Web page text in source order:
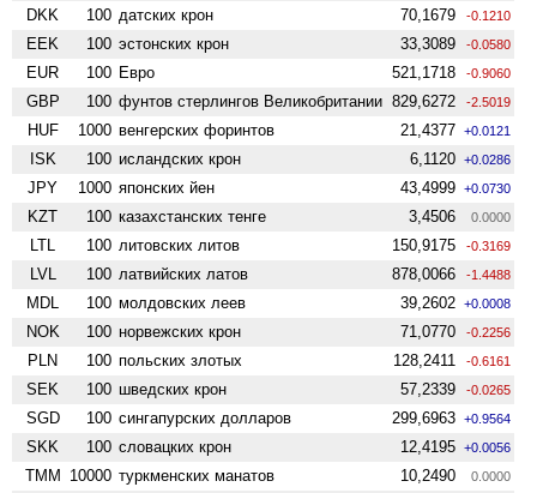
DKK 100 датских крон 70,1679 -0.1210
EEK 100 эстонских крон 33,3089 -0.0580
EUR 100 Евро 521,1718 -0.9060
GBP 100 фунтов стерлингов Велико­британии 829,6272 -2.5019
HUF 1000 венгерских форинтов 21,4377 +0.0121
ISK 100 исландских крон 6,1120 +0.0286
JPY 1000 японских йен 43,4999 +0.0730
KZT 100 казахстанских тенге 3,4506 0.0000
LTL 100 литовских литов 150,9175 -0.3169
LVL 100 латвийских латов 878,0066 -1.4488
MDL 100 молдовских леев 39,2602 +0.0008
NOK 100 норвежских крон 71,0770 -0.2256
PLN 100 польских злотых 128,2411 -0.6161
SEK 100 шведских крон 57,2339 -0.0265
SGD 100 сингапурских долларов 299,6963 +0.9564
SKK 100 словацких крон 12,4195 +0.0056
TMM 10000 туркменских манатов 10,2490 0.0000